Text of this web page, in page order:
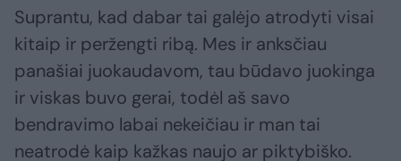
Suprantu, kad dabar tai galėjo atrodyti visai
kitaip ir peržengti ribą. Mes ir anksčiau
panašiai juokaudavom, tau būdavo juokinga
ir viskas buvo gerai, todėl aš savo
bendravimo labai nekeičiau ir man tai
neatrodė kaip kažkas naujo ar piktybiško.